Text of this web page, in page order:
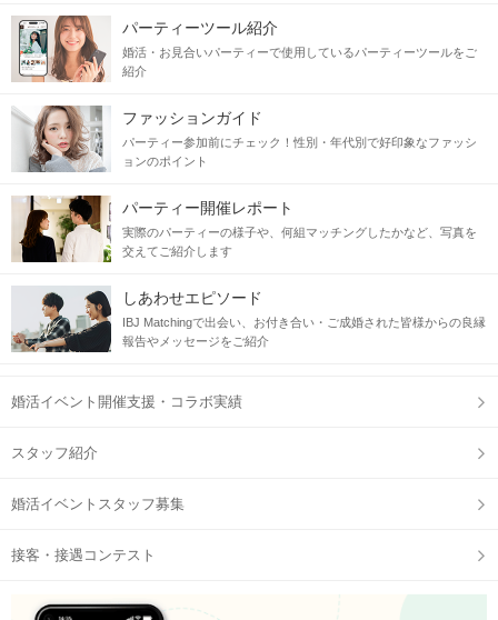
パーティーツール紹介
婚活・お見合いパーティーで使用しているパーティーツールをご
紹介
ファッションガイド
パーティー参加前にチェック！性別・年代別で好印象なファッシ
ョンのポイント
パーティー開催レポート
実際のパーティーの様子や、何組マッチングしたかなど、写真を
交えてご紹介します
しあわせエピソード
IBJ Matchingで出会い、お付き合い・ご成婚された皆様からの良縁
報告やメッセージをご紹介
婚活イベント開催支援・コラボ実績
スタッフ紹介
婚活イベントスタッフ募集
接客・接遇コンテスト